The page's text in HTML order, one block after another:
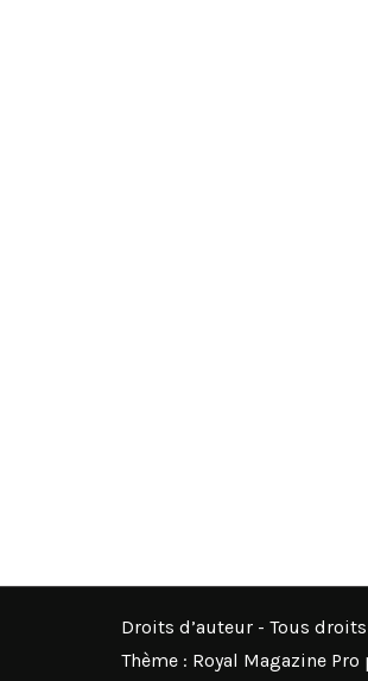
Droits d’auteur - Tous
Thème : Royal Magazine Pro